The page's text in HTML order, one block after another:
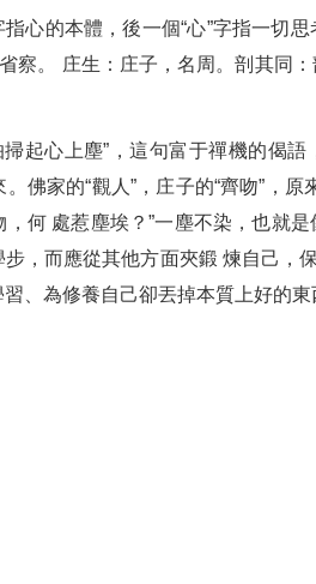
心的本體，後一個“心”字指一切
察。 庄生：庄子，名周。剖其同
起心上塵”，這句富于禪機的偈
佛家的“觀人”，庄子的“齊吻”，
何 處惹塵埃？”一塵不染，也就
，而應從其他方面夾鍛 煉自己，
、為修養自己卻丟掉本質上好的東